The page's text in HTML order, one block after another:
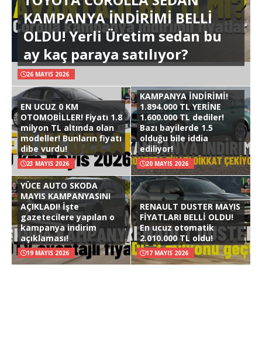
KAMPANYA İNDİRİMİ BELLİ
OLDU! Yerli Üretim sedan bu
ay kaç paraya satılıyor?
26 MAYIS 2026
EN UCUZ 0 KM
OTOMOBİLLER! Fiyatı 1.8
milyon TL altında olan
modeller! Bunların fiyatı
dibe vurdu!
23 MAYIS 2026
KAMPANYA İNDİRİMİ!
1.894.000 TL YERİNE
1.600.000 TL dediler!
Bazı bayilerde 1.5
olduğu bile iddia
ediliyor!
20 MAYIS 2026
YÜCE AUTO SKODA
MAYIS KAMPANYASINI
AÇIKLADI! İşte
gazetecilere yapılan o
kampanya indirim
açıklaması!
19 MAYIS 2026
RENAULT DUSTER MAYIS
FİYATLARI BELLİ OLDU!
En ucuz otomatik
2.010.000 TL oldu!
17 MAYIS 2026